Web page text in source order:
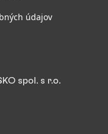
údajov
spol. s r.o.